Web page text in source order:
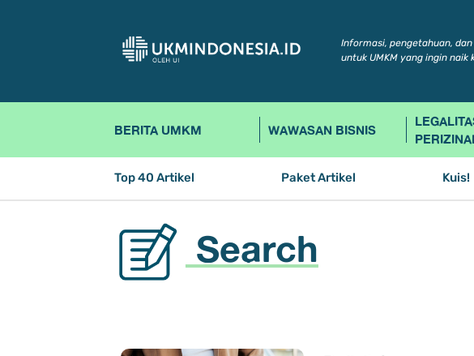
Informasi, pengetahuan,
untuk UMKM yang ingin naik
BERITA UMKM WAWASAN BISNIS
Top 40 Artikel Paket Artikel Kuis!
Search